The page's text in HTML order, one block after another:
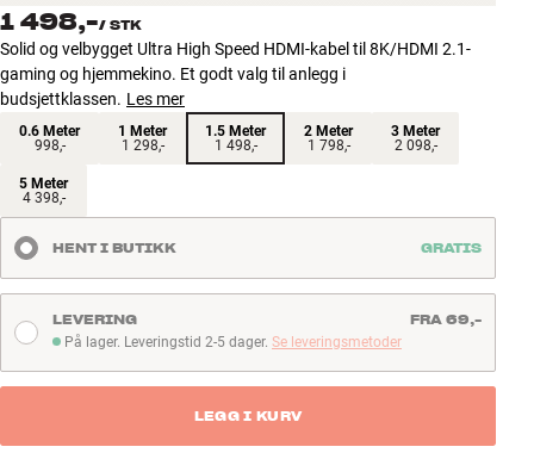
Kundeservice
Bygg med lyd
1 498,-/ STK
Solid og velbygget Ultra High Speed HDMI-kabel til 8K/HDMI 2.1-
gaming og hjemmekino. Et godt valg til anlegg i
budsjettklassen. Les mer
0.6 Meter
998,-
1 Meter
1 298,-
1.5 Meter
1 498,-
2 Meter
1 798,-
3 Meter
2 098,-
5 Meter
4 398,-
HENT I BUTIKK GRATIS
På lager. Leveringstid 2-5 dager
På lager. Leveringstid 2-5 dager. Se leveringsmetoder
LEVERING FRA 69,-
LEGG I KURV